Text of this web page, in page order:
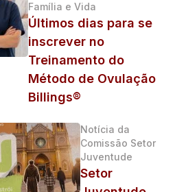
Família e Vida
Últimos dias para se
inscrever no
Treinamento do
Método de Ovulação
Billings®
Notícia da
Comissão Setor
Juventude
Setor